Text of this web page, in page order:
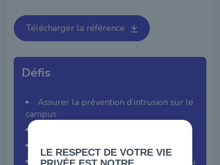
Télécharger la référence
Défis
Assurer la prévention d’intrusion sur le
campus
Réagir rapidement en cas d’intrusion ou
LE RESPECT DE VOTRE VIE